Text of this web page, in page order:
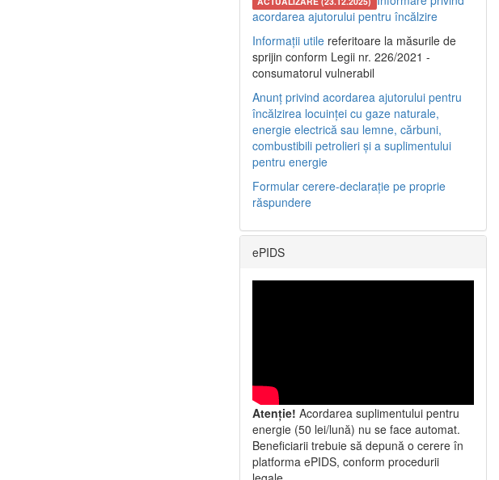
acordarea ajutorului pentru încălzire
Informații utile referitoare la măsurile de
sprijin conform Legii nr. 226/2021 -
consumatorul vulnerabil
Anunț privind acordarea ajutorului pentru
încălzirea locuinței cu gaze naturale,
energie electrică sau lemne, cărbuni,
combustibili petrolieri și a suplimentului
pentru energie
Formular cerere-declarație pe proprie
răspundere
ePIDS
Atenție! Acordarea suplimentului pentru
energie (50 lei/lună) nu se face automat.
Beneficiarii trebuie să depună o cerere în
platforma ePIDS, conform procedurii